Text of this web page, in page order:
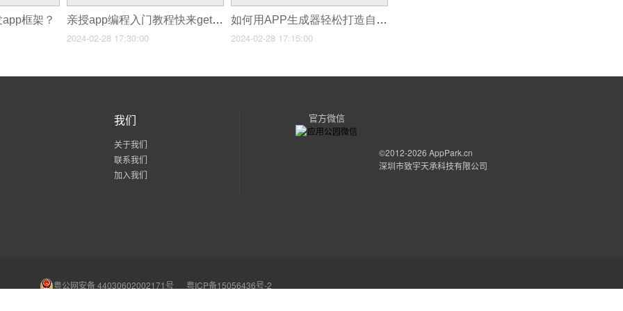
框架？ 亲授app编程入门教程快来get技能吧！
2024-02-28 17:30:00
如何用APP生成器轻松打造自己的应用！
2024-02-28 17:15:00
我们
关于我们
联系我们
加入我们
官方微信
©2012-2026 AppPark.cn
深圳市致宇天承科技有限公司
粤公网安备 44030602002171号 粤ICP备15056436号-2